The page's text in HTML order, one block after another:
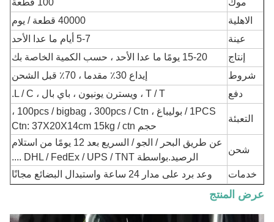
موك
100 قطعة
الاهلية
40000 قطعة / يوم
عينة
5-7 أيام ما عدا الأحد
إنتاج
15-20 يومًا ما عدا الأحد ، حسب الكمية الخاصة بك
شروط
إيداع 30٪ مقدما ، 70٪ قبل الشحن
دفع
T / T ، ويسترن يونيون ، باي بال ، L / C.
التعبئة
1PCS / بوليباغ ، 100pcs / bigbag ، 300pcs / Ctn ،
حجم Ctn: 37X20X14cm 15kg / ctn
شحن
عن طريق البحر / الجو / السريع بعد 12 يومًا من استلام
الرصيد.بواسطة DHL / FedEx / UPS / TNT ....
خدمات
وعد برد على مدار 24 ساعة واستبدال البضائع مجانًا
عرض المنتج